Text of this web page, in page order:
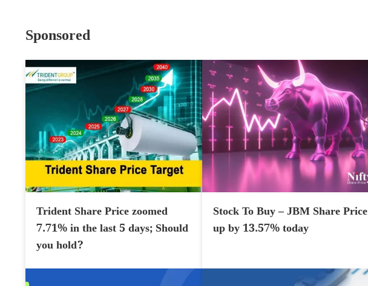
Sponsored
Trident Share Price zoomed
7.71% in the last 5 days; Should
you hold?
Stock To Buy – JBM Share Price
up by 13.57% today